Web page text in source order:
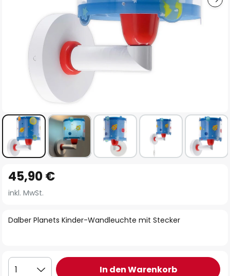
Anfang
der
springen
Dalber Planets Kinder-Wandleuchte mit Stecker
45,90 €
inkl. MwSt.
1 In den Warenkorb